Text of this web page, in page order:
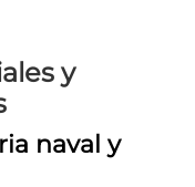
y
naval y